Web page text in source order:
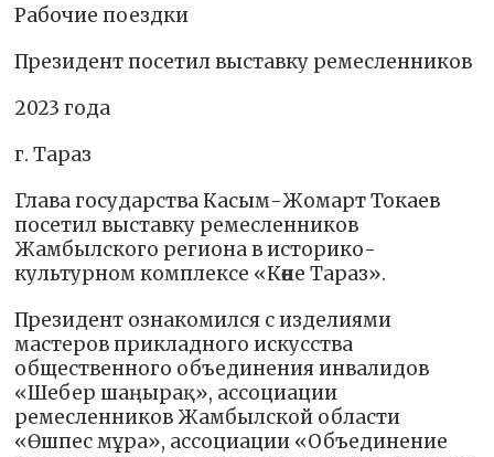
Рабочие поездки
Президент посетил выставку ремесленников
2023 года
г. Тараз
Глава государства Касым-Жомарт Токаев
посетил выставку ремесленников
Жамбылского региона в историко-
культурном комплексе «Көне Тараз».
Президент ознакомился с изделиями
мастеров прикладного искусства
общественного объединения инвалидов
«Шебер шаңырақ», ассоциации
ремесленников Жамбылской области
«Өшпес мұра», ассоциации «Объединение